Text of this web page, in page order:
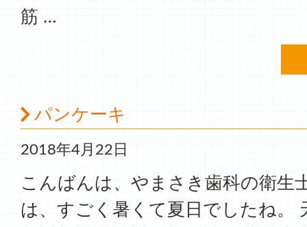
筋 …
パンケーキ
2018年4月22日
こんばんは、やまさき歯科の衛生
は、すごく暑くて夏日でしたね。